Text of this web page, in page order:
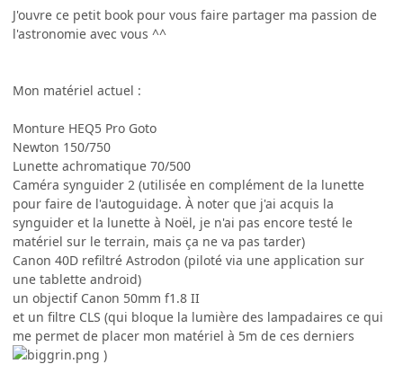
J'ouvre ce petit book pour vous faire partager ma passion de
l'astronomie avec vous ^^
Mon matériel actuel :
Monture HEQ5 Pro Goto
Newton 150/750
Lunette achromatique 70/500
Caméra synguider 2 (utilisée en complément de la lunette
pour faire de l'autoguidage. À noter que j'ai acquis la
synguider et la lunette à Noël, je n'ai pas encore testé le
matériel sur le terrain, mais ça ne va pas tarder)
Canon 40D refiltré Astrodon (piloté via une application sur
une tablette android)
un objectif Canon 50mm f1.8 II
et un filtre CLS (qui bloque la lumière des lampadaires ce qui
me permet de placer mon matériel à 5m de ces derniers
)